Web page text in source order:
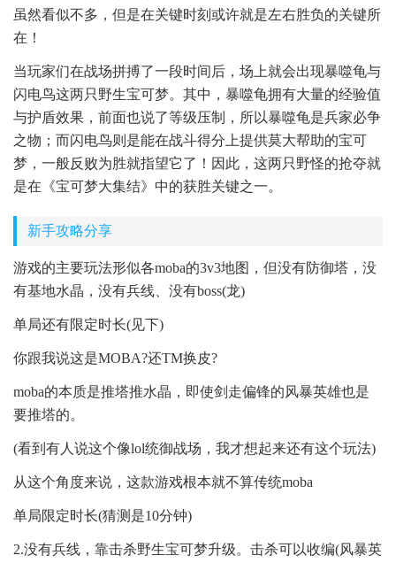
虽然看似不多，但是在关键时刻或许就是左右胜负的关键所
在！
当玩家们在战场拼搏了一段时间后，场上就会出现暴噬龟与
闪电鸟这两只野生宝可梦。其中，暴噬龟拥有大量的经验值
与护盾效果，前面也说了等级压制，所以暴噬龟是兵家必争
之物；而闪电鸟则是能在战斗得分上提供莫大帮助的宝可
梦，一般反败为胜就指望它了！因此，这两只野怪的抢夺就
是在《宝可梦大集结》中的获胜关键之一。
新手攻略分享
游戏的主要玩法形似各moba的3v3地图，但没有防御塔，没
有基地水晶，没有兵线、没有boss(龙)
单局还有限定时长(见下)
你跟我说这是MOBA?还TM换皮?
moba的本质是推塔推水晶，即使剑走偏锋的风暴英雄也是
要推塔的。
(看到有人说这个像lol统御战场，我才想起来还有这个玩法)
从这个角度来说，这款游戏根本就不算传统moba
单局限定时长(猜测是10分钟)
2.没有兵线，靠击杀野生宝可梦升级。击杀可以收编(风暴英